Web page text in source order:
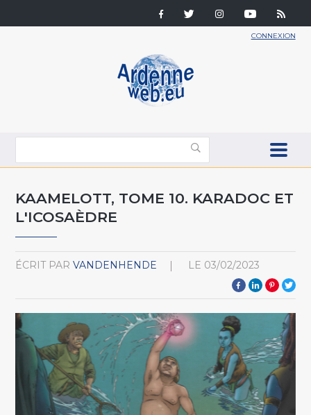
CONNEXION
KAAMELOTT, TOME 10. KARADOC ET
L'ICOSAÈDRE
ÉCRIT PAR VANDENHENDE LE 03/02/2023